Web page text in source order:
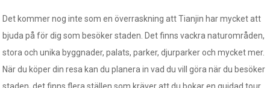
Det kommer nog inte som en överraskning att Tianjin har mycket att
bjuda på för dig som besöker staden. Det finns vackra naturområden,
stora och unika byggnader, palats, parker, djurparker och mycket mer.
När du köper din resa kan du planera in vad du vill göra när du besöker